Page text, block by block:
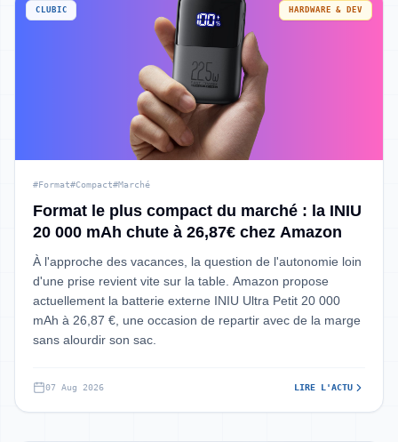
CLUBIC HARDWARE & DEV
#Format#Compact#Marché
Format le plus compact du marché : la INIU
20 000 mAh chute à 26,87€ chez Amazon
À l'approche des vacances, la question de l'autonomie loin
d'une prise revient vite sur la table. Amazon propose
actuellement la batterie externe INIU Ultra Petit 20 000
mAh à 26,87 €, une occasion de repartir avec de la marge
sans alourdir son sac.
07 Aug 2026 LIRE L'ACTU